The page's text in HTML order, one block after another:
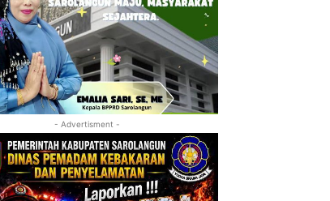
- Advertisment -